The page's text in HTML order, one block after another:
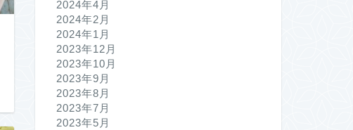
2024年4月
2024年2月
2024年1月
2023年12月
2023年10月
2023年9月
2023年8月
2023年7月
2023年5月